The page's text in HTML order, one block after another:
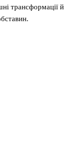
трансформації й